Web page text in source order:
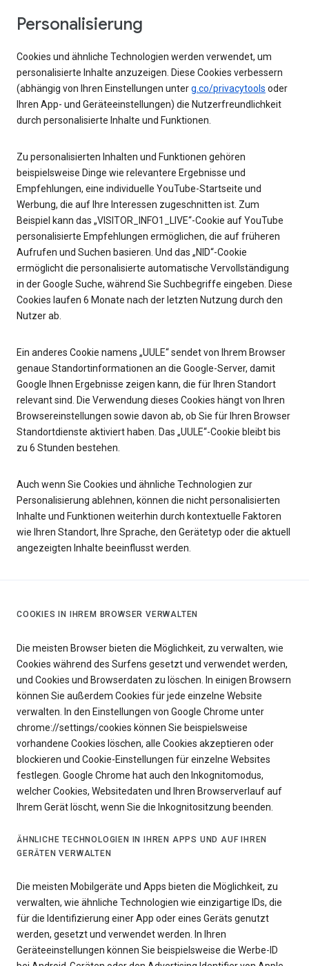
Personalisierung
Cookies und ähnliche Technologien werden verwendet, um
personalisierte Inhalte anzuzeigen. Diese Cookies verbessern
(abhängig von Ihren Einstellungen unterg.co/privacytools oder
Ihren App- und Geräteeinstellungen) die Nutzerfreundlichkeit
durch personalisierte Inhalte und Funktionen.
Zu personalisierten Inhalten und Funktionen gehören
beispielsweise Dinge wie relevantere Ergebnisse und
Empfehlungen, eine individuelle YouTube-Startseite und
Werbung, die auf Ihre Interessen zugeschnitten ist. Zum
Beispiel kann das „VISITOR_INFO1_LIVE“-Cookie auf YouTube
personalisierte Empfehlungen ermöglichen, die auf früheren
Aufrufen und Suchen basieren. Und das „NID“-Cookie
ermöglicht die personalisierte automatische Vervollständigung
in der Google Suche, während Sie Suchbegriffe eingeben. Diese
Cookies laufen 6 Monate nach der letzten Nutzung durch den
Nutzer ab.
Ein anderes Cookie namens „UULE“ sendet von Ihrem Browser
genaue Standortinformationen an die Google-Server, damit
Google Ihnen Ergebnisse zeigen kann, die für Ihren Standort
relevant sind. Die Verwendung dieses Cookies hängt von Ihren
Browsereinstellungen sowie davon ab, ob Sie für Ihren Browser
Standortdienste aktiviert haben. Das „UULE“-Cookie bleibt bis
zu 6 Stunden bestehen.
Auch wenn Sie Cookies und ähnliche Technologien zur
Personalisierung ablehnen, können die nicht personalisierten
Inhalte und Funktionen weiterhin durch kontextuelle Faktoren
wie Ihren Standort, Ihre Sprache, den Gerätetyp oder die aktuell
angezeigten Inhalte beeinflusst werden.
COOKIES IN IHREM BROWSER VERWALTEN
Die meisten Browser bieten die Möglichkeit, zu verwalten, wie
Cookies während des Surfens gesetzt und verwendet werden,
und Cookies und Browserdaten zu löschen. In einigen Browsern
können Sie außerdem Cookies für jede einzelne Website
verwalten. In den Einstellungen von Google Chrome unter
chrome://settings/cookies können Sie beispielsweise
vorhandene Cookies löschen, alle Cookies akzeptieren oder
blockieren und Cookie-Einstellungen für einzelne Websites
festlegen. Google Chrome hat auch den Inkognitomodus,
welcher Cookies, Websitedaten und Ihren Browserverlauf auf
Ihrem Gerät löscht, wenn Sie die Inkognitositzung beenden.
ÄHNLICHE TECHNOLOGIEN IN IHREN APPS UND AUF IHREN
GERÄTEN VERWALTEN
Die meisten Mobilgeräte und Apps bieten die Möglichkeit, zu
verwalten, wie ähnliche Technologien wie einzigartige IDs, die
für die Identifizierung einer App oder eines Geräts genutzt
werden, gesetzt und verwendet werden. In Ihren
Geräteeinstellungen können Sie beispielsweise die Werbe-ID